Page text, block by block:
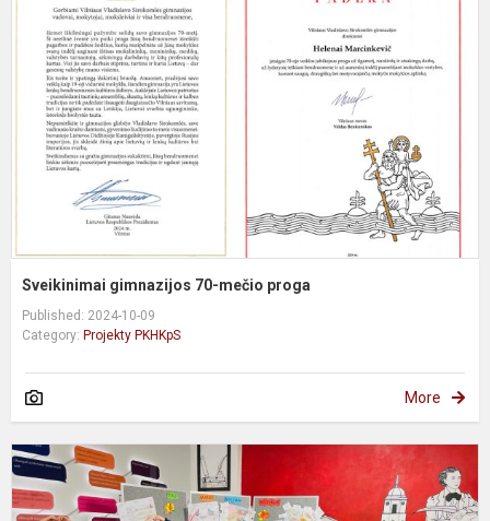
Sveikinimai gimnazijos 70-mečio proga
Published: 2024-10-09
Category: Projekty PKHKpS
More